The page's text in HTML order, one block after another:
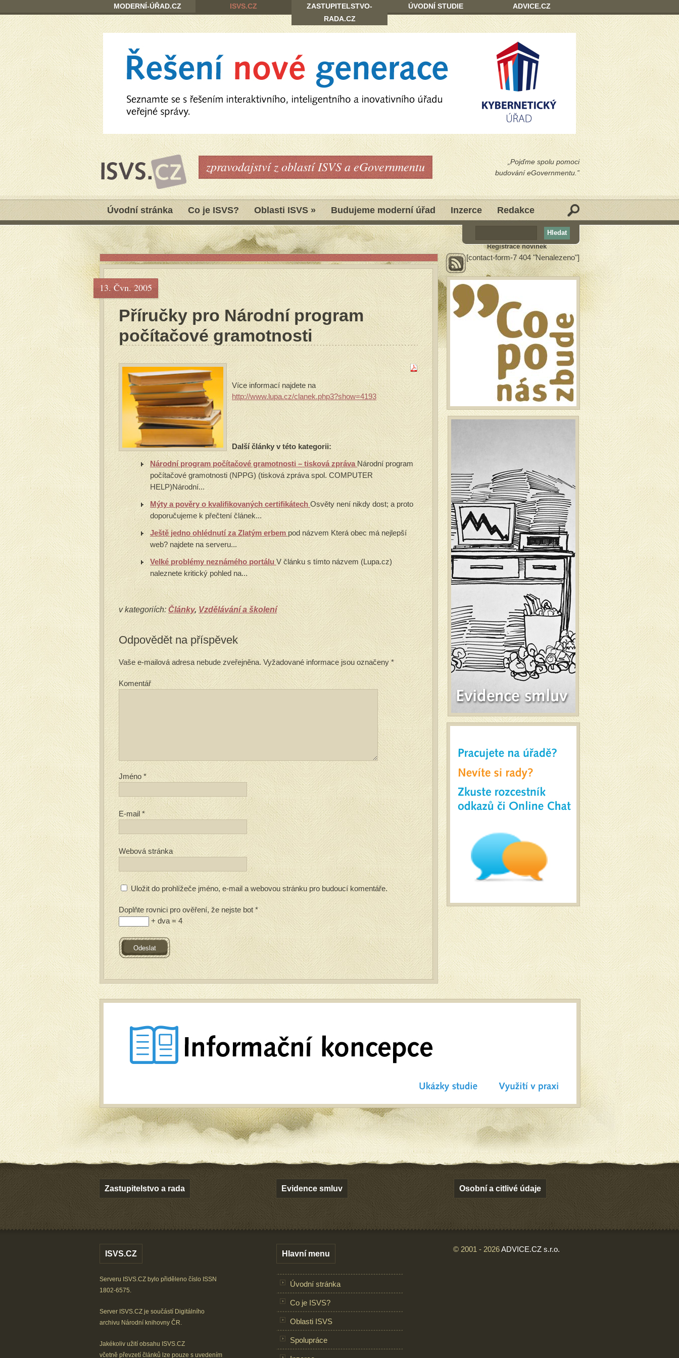
„Pojďme spolu pomoci
budování eGovernmentu.”
zpravodajství z oblastí ISVS a eGovernmentu
Úvodní stránka Co je ISVS? Oblasti ISVS » Budujeme moderní úřad Inzerce Redakce
13. Čvn. 2005
Příručky pro Národní program
počítačové gramotnosti
Více informací najdete na
http://www.lupa.cz/clanek.php3?show=4193
Další články v této kategorii:
Národní program počítačové gramotnosti – tisková zpráva Národní program
počítačové gramotnosti (NPPG) (tisková zpráva spol. COMPUTER
HELP)Národní...
Mýty a pověry o kvalifikovaných certifikátechOsvěty není nikdy dost; a proto
doporučujeme k přečtení článek...
Ještě jedno ohlédnutí za Zlatým erbempod názvem Která obec má nejlepší
web? najdete na serveru...
Velké problémy neznámého portáluV článku s tímto názvem (Lupa.cz)
naleznete kritický pohled na...
v kategoriích:Články,Vzdělávání a školení
Odpovědět na příspěvek
Vaše e-mailová adresa nebude zveřejněna. Vyžadované informace jsou označeny*
Komentář
Jméno *
E-mail *
Webová stránka
Uložit do prohlížeče jméno, e-mail a webovou stránku pro budoucí komentáře.
Doplňte rovnici pro ověření, že nejste bot *
+ dva = 4
Registrace novinek
[contact-form-7 404 "Nenalezeno"]
Zastupitelstvo a rada Evidence smluv Osobní a citlivé údaje
ISVS.CZ
Serveru ISVS.CZ bylo přiděleno číslo ISSN
1802-6575.
Server ISVS.CZ je součástí Digitálního
archivu Národní knihovny ČR.
Jakékoliv užití obsahu ISVS.CZ
včetně převzetí článků lze pouze s uvedením
Hlavní menu
Úvodní stránka
Co je ISVS?
Oblasti ISVS
Spolupráce
© 2001 - 2026ADVICE.CZ s.r.o.
MODERNÍ-ÚŘAD.CZ ISVS.CZ
ZASTUPITELSTVO-
RADA.CZ
ÚVODNÍ STUDIE ADVICE.CZ